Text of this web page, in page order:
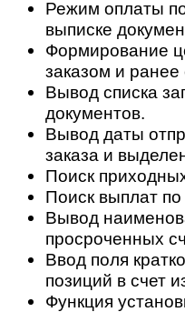
Режим оплаты
выписке
Формирование
заказом и
Вывод списка
документов.
Вывод даты
заказа и
Поиск
Поиск выплат
Вывод
просроченных
Ввод поля
позиций в счет
Функция